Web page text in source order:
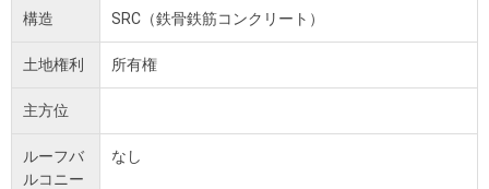
構造 SRC（鉄骨鉄筋コンクリート）
土地権利 所有権
主方位
ルーフバ
ルコニー
なし